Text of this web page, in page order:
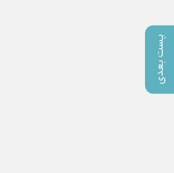
پست بعدی